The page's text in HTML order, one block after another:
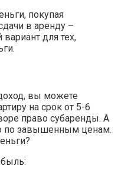
покупая
в аренду –
для тех,
вы можете
на срок от 5-6
право субаренды. А
по завышенным ценам.